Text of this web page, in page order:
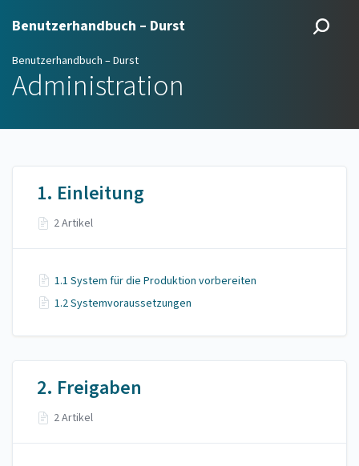
Benutzerhandbuch – Durst
Benutzerhandbuch – Durst
Administration
1. Einleitung
2 Artikel
1.1 System für die Produktion vorbereiten
1.2 Systemvoraussetzungen
2. Freigaben
2 Artikel